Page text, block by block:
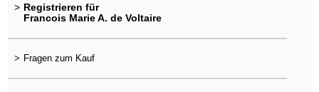
> Registrieren für
Francois Marie A. de Voltaire
> Fragen zum Kauf